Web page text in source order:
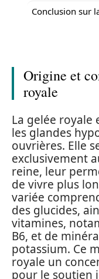
Conclusion sur
Origine et
royale
La gelée
les glandes
ouvrières. Elle
exclusivement
reine, leur
de vivre plus
variée
des glucides,
vitamines,
B6, et de
potassium. Ce
royale un
pour le soutien